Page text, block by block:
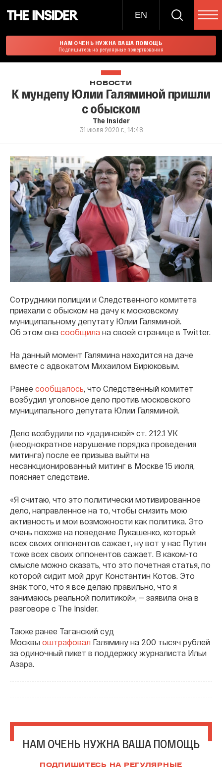
EN
НАМ ОЧЕНЬ НУЖНА ВАША ПОМОЩЬ
Подпишитесь на регулярные пожертвования
НОВОСТИ
К мундепу Юлии Галяминой пришли
с обыском
The Insider
31 июля 2020 г., 14:48
Сотрудники полиции и Следственного комитета
приехали с обыском на дачу к московскому
муниципальному депутату Юлии Галяминой.
Об этом она сообщила на своей странице в Twitter.
На данный момент Галямина находится на даче
вместе с адвокатом Михаилом Бирюковым.
Ранее сообщалось, что Следственный комитет
возбудил уголовное дело против московского
муниципального депутата Юлии Галяминой.
Дело возбудили по «дадинской» ст. 212.1 УК
(неоднократное нарушение порядка проведения
митинга) после ее призыва выйти на
несанкционированный митинг в Москве 15 июля,
поясняет следствие.
«Я считаю, что это политически мотивированное
дело, направленное на то, чтобы снизить мою
активность и мои возможности как политика. Это
очень похоже на поведение Лукашенко, который
всех своих оппонентов сажает, ну вот у нас Путин
тоже всех своих оппонентов сажает. В каком-то
смысле можно сказать, что это почетная статья, по
которой сидит мой друг Константин Котов. Это
знак того, что я все делаю правильно, что я
занимаюсь реальной политикой», — заявила она в
разговоре с The Insider.
Также ранее Таганский суд
Москвы оштрафовал Галямину на 200 тысяч рублей
за одиночный пикет в поддержку журналиста Ильи
Азара.
НАМ ОЧЕНЬ НУЖНА ВАША ПОМОЩЬ
ПОДПИШИТЕСЬ НА РЕГУЛЯРНЫЕ